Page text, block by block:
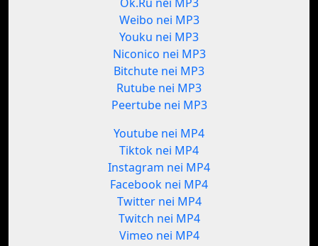
Weibo nei MP3
Youku nei MP3
Niconico nei MP3
Bitchute nei MP3
Rutube nei MP3
Peertube nei MP3
Youtube nei MP4
Tiktok nei MP4
Instagram nei MP4
Facebook nei MP4
Twitter nei MP4
Twitch nei MP4
Vimeo nei MP4